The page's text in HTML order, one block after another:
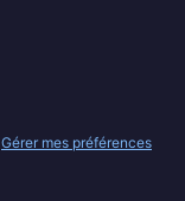
Conception:
Gérer mes préférences